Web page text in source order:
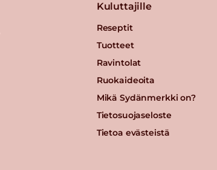
Kuluttajille
Reseptit
Tuotteet
Ravintolat
Ruokaideoita
Mikä Sydänmerkki on?
Tietosuojaseloste
Tietoa evästeistä